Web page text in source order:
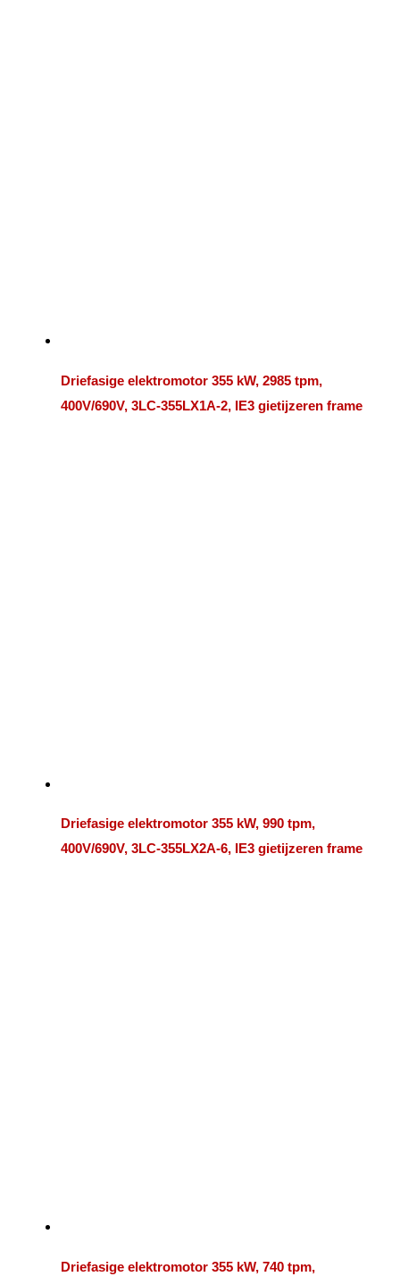
Driefasige elektromotor 355 kW, 2985 tpm,
400V/690V, 3LC-355LX1A-2, IE3 gietijzeren frame
Driefasige elektromotor 355 kW, 990 tpm,
400V/690V, 3LC-355LX2A-6, IE3 gietijzeren frame
Driefasige elektromotor 355 kW, 740 tpm,